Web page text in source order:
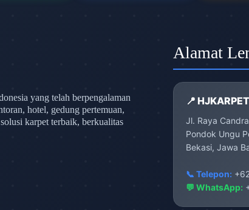
yang telah berpengalaman
hotel, gedung pertemuan,
karpet terbaik, berkualitas
Alamat
📍
Jl. Raya
Pondok Ungu
Bekasi, Jawa
📞 Telepon:
💬 WhatsApp: